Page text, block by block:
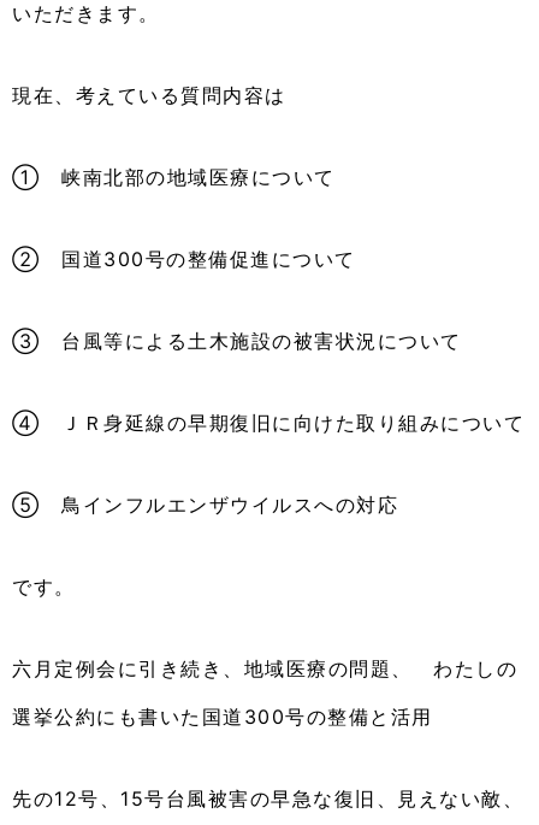
いただきます。
現在、考えている質問内容は
① 峡南北部の地域医療について
② 国道300号の整備促進について
③ 台風等による土木施設の被害状況について
④ ＪＲ身延線の早期復旧に向けた取り組みについて
⑤ 鳥インフルエンザウイルスへの対応
です。
六月定例会に引き続き、地域医療の問題、 わたしの
選挙公約にも書いた国道300号の整備と活用
先の12号、15号台風被害の早急な復旧、見えない敵、